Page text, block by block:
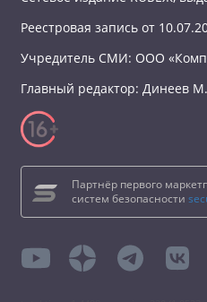
Реестровая запись от
Учредитель СМИ: ООО
Главный редактор: Динеев
Партнёр первого
систем безопасности